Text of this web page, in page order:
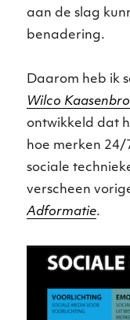
aan de slag
benadering.
Daarom heb ik
Wilco
ontwikkeld dat
hoe merken
sociale
verscheen
Adformatie.